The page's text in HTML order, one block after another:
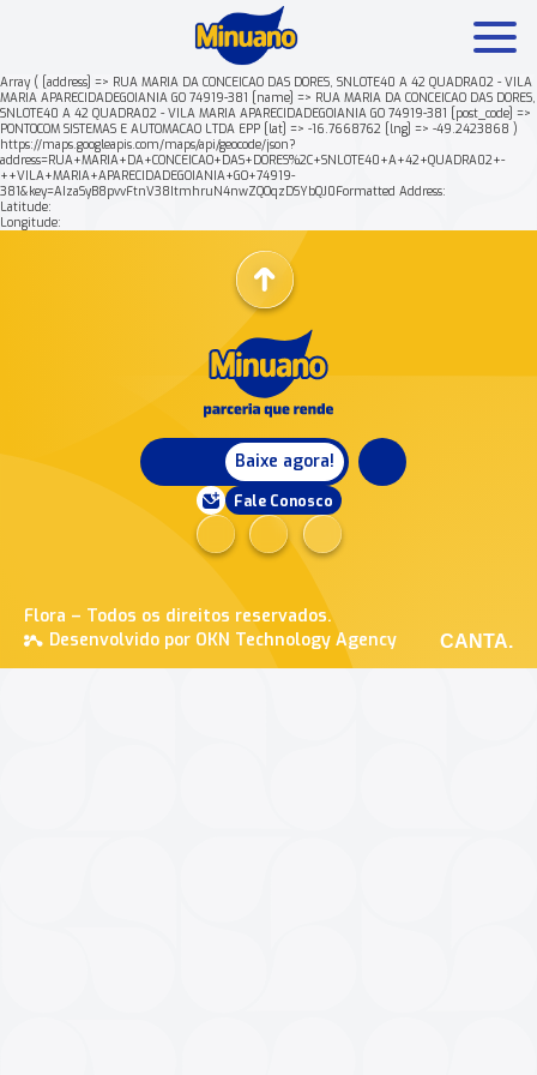
Array ( [address] => RUA MARIA DA CONCEICAO DAS DORES, SNLOTE40 A 42 QUADRA02 - VILA
MARIA APARECIDADEGOIANIA GO 74919-381 [name] => RUA MARIA DA CONCEICAO DAS DORES,
SNLOTE40 A 42 QUADRA02 - VILA MARIA APARECIDADEGOIANIA GO 74919-381 [post_code] =>
PONTOCOM SISTEMAS E AUTOMACAO LTDA EPP [lat] => -16.7668762 [lng] => -49.2423868 )
https://maps.googleapis.com/maps/api/geocode/json?
address=RUA+MARIA+DA+CONCEICAO+DAS+DORES%2C+SNLOTE40+A+42+QUADRA02+-
++VILA+MARIA+APARECIDADEGOIANIA+GO+74919-
381&key=AIzaSyB8pvvFtnV38ItmhruN4nwZQOqzDSYbQJ0Formatted Address:
Latitude:
Longitude:
Baixe agora!
Fale Conosco
Flora – Todos os direitos reservados.
Desenvolvido por OKN Technology Agency
CANTA.
Mais buscados: Produtos Minuano Rende +
Nossa história